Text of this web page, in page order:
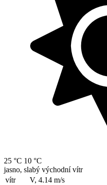
25 °C 10 °C
jasno, slabý východní vítr
vítr
V, 4.14 m/s